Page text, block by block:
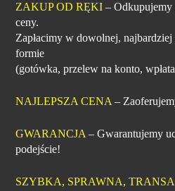
ZAKUP OD RĘKI – Odkupujemy
ceny.
Zapłacimy w dowolnej,
formie
(gotówka, przelew na konto,
NAJLEPSZA CENA –
GWARANCJA – Gwarantujemy
podejście!
SZYBKA, SPRAWNA,